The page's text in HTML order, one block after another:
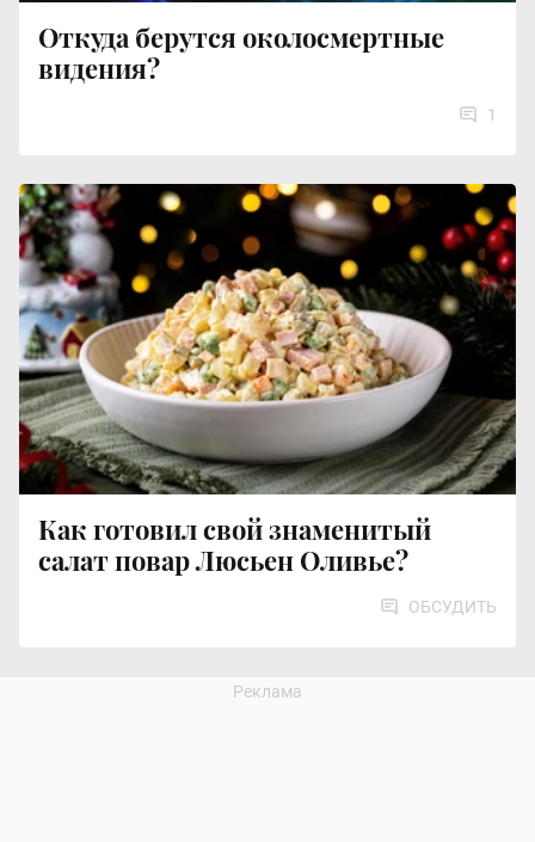
Откуда берутся околосмертные
видения?
1
Как готовил свой знаменитый
салат повар Люсьен Оливье?
ОБСУДИТЬ